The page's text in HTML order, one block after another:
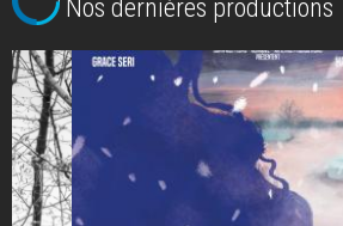
Nos dernières productions